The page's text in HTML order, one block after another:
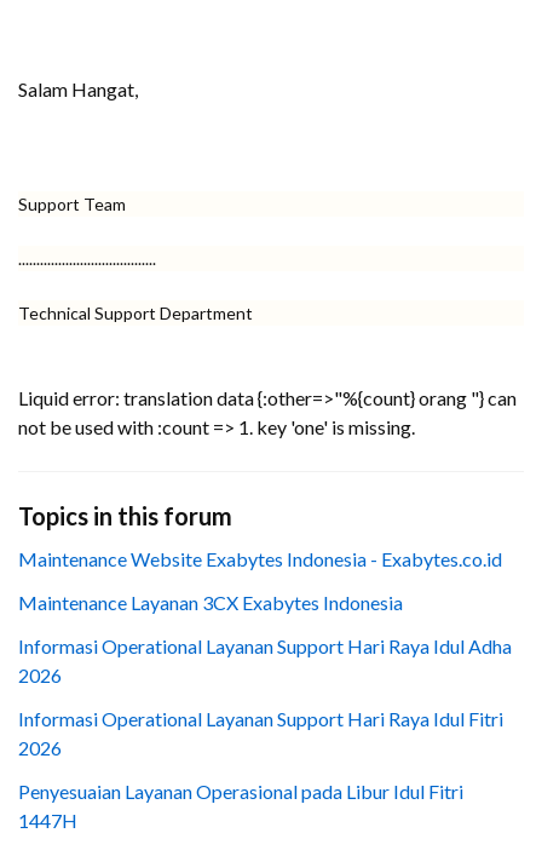
Salam Hangat,
Support Team
......................................
Technical Support Department
Liquid error: translation data {:other=>"%{count} orang "} can
not be used with :count => 1. key 'one' is missing.
Topics in this forum
Maintenance Website Exabytes Indonesia - Exabytes.co.id
Maintenance Layanan 3CX Exabytes Indonesia
Informasi Operational Layanan Support Hari Raya Idul Adha
2026
Informasi Operational Layanan Support Hari Raya Idul Fitri
2026
Penyesuaian Layanan Operasional pada Libur Idul Fitri
1447H